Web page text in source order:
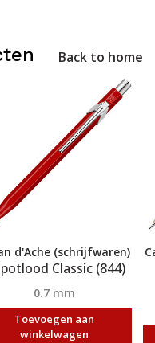
Back to home
d'Ache (schrijfwaren)
Classic (844)
0.7 mm
Toevoegen aan
winkelwagen